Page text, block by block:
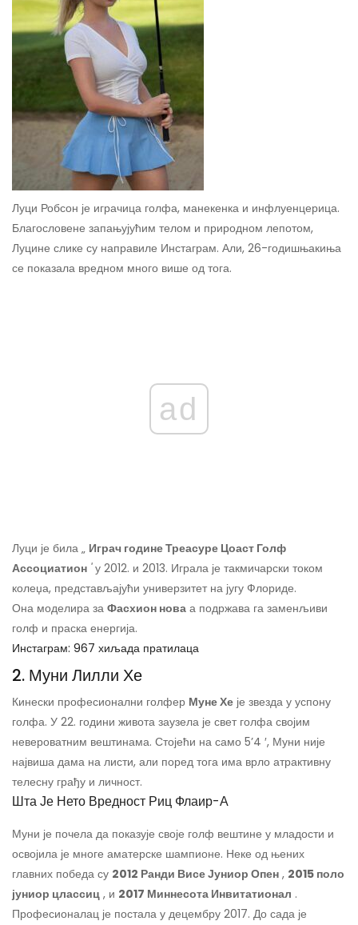
Луци Робсон је играчица голфа, манекенка и инфлуенцерица.
Благословене запањујућим телом и природном лепотом,
Луцине слике су направиле Инстаграм. Али, 26-годишњакиња
се показала вредном много више од тога.
ad
Луци је била „ Играч године Треасуре Цоаст Голф
Ассоциатион 'у 2012. и 2013. Играла је такмичарски током
колеџа, представљајући универзитет на југу Флориде.
Она моделира за Фасхион нова а подржава га заменљиви
голф и праска енергија.
Инстаграм: 967 хиљада пратилаца
2. Муни Лилли Хе
Кинески професионални голфер Муне Хе је звезда у успону
голфа. У 22. години живота заузела је свет голфа својим
невероватним вештинама. Стојећи на само 5’4 ′, Муни није
највиша дама на листи, али поред тога има врло атрактивну
телесну грађу и личност.
Шта Је Нето Вредност Риц Флаир-А
Муни је почела да показује своје голф вештине у младости и
освојила је многе аматерске шампионе. Неке од њених
главних победа су 2012 Ранди Висе Јуниор Опен , 2015 поло
јуниор цлассиц , и 2017 Миннесота Инвитатионал .
Професионалац је постала у децембру 2017. До сада је